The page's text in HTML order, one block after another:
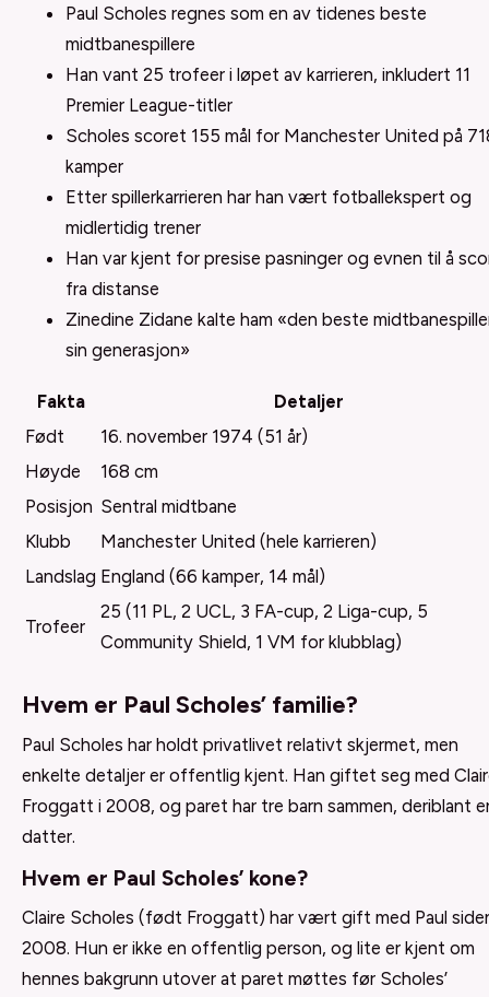
Paul Scholes regnes som en av tidenes beste
midtbanespillere
Han vant 25 trofeer i løpet av karrieren, inkludert 11
Premier League-titler
Scholes scoret 155 mål for Manchester United på
kamper
Etter spillerkarrieren har han vært fotballekspert og
midlertidig trener
Han var kjent for presise pasninger og evnen til å
fra distanse
Zinedine Zidane kalte ham «den beste
sin generasjon»
Fakta
Detaljer
Født
16. november 1974 (51 år)
Høyde
168 cm
Posisjon Sentral midtbane
Klubb
Manchester United (hele karrieren)
Landslag England (66 kamper, 14 mål)
Trofeer
25 (11 PL, 2 UCL, 3 FA-cup, 2 Liga-cup, 5
Community Shield, 1 VM for klubblag)
Hvem er Paul Scholes’ familie?
Paul Scholes har holdt privatlivet relativt skjermet, men
enkelte detaljer er offentlig kjent. Han giftet seg med
Froggatt i 2008, og paret har tre barn sammen, deriblant
datter.
Hvem er Paul Scholes’ kone?
Claire Scholes (født Froggatt) har vært gift med Paul
2008. Hun er ikke en offentlig person, og lite er kjent om
hennes bakgrunn utover at paret møttes før Scholes’